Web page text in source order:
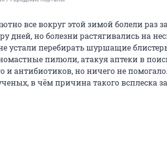
все вокруг этой зимой болели раз
дней, но болезни растягивались на
устали перебирать шуршащие
пилюли, атакуя аптеки в
антибиотиков, но ничего не
в чём причина такого всплеска